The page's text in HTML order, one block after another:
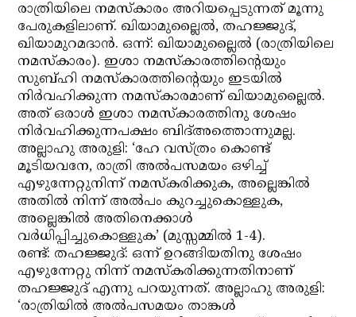
രാത്രിയിലെ നമസ്‌കാരം അറിയപ്പെടുന്നത് മൂന്നു
പേരുകളിലാണ്. ഖിയാമുല്ലൈല്‍, തഹജ്ജുദ്,
ഖിയാമുറമദാന്‍. ഒന്ന്: ഖിയാമുല്ലൈല്‍ (രാത്രിയിലെ
നമസ്‌കാരം). ഇശാ നമസ്‌കാരത്തിന്റെയും
സുബ്ഹി നമസ്‌കാരത്തിന്റെയും ഇടയില്‍
നിര്‍വഹിക്കുന്ന നമസ്‌കാരമാണ് ഖിയാമുല്ലൈല്‍.
അത് ഒരാള്‍ ഇശാ നമസ്‌കാരത്തിനു ശേഷം
നിര്‍വഹിക്കുന്നപക്ഷം ബിദ്അത്തൊന്നുമല്ല.
അല്ലാഹു അരുളി: ‘ഹേ വസ്ത്രം കൊണ്ട്
മൂടിയവനേ, രാത്രി അല്‍പസമയം ഒഴിച്ച്
എഴുന്നേറ്റുനിന്ന് നമസ്‌കരിക്കുക, അല്ലെങ്കില്‍
അതില്‍ നിന്ന് അല്‍പം കുറച്ചുകൊള്ളുക,
അല്ലെങ്കില്‍ അതിനെക്കാള്‍
വര്‍ധിപ്പിച്ചുകൊള്ളുക’ (മുസ്സമ്മില്‍ 1-4).
രണ്ട്: തഹജ്ജുദ്: ഒന്ന് ഉറങ്ങിയതിനു ശേഷം
എഴുന്നേറ്റു നിന്ന് നമസ്‌കരിക്കുന്നതിനാണ്
തഹജ്ജുദ് എന്നു പറയുന്നത്. അല്ലാഹു അരുളി:
‘രാത്രിയില്‍ അല്‍പസമയം താങ്കള്‍